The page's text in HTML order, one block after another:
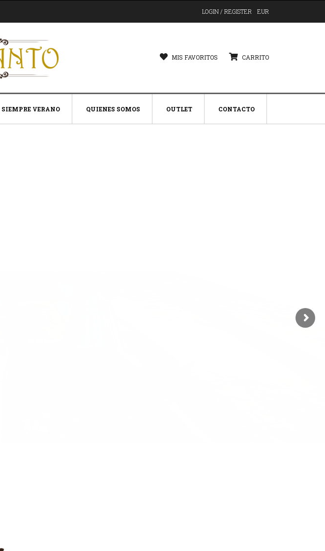
LOGIN / REGISTER EUR
MIS FAVORITOS CARRITO
SIEMPRE VERANO QUIENES SOMOS OUTLET CONTACTO